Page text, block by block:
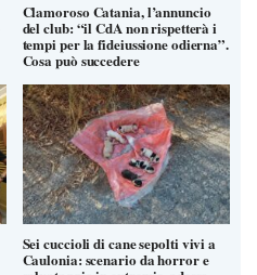
Clamoroso Catania, l’annuncio
del club: “il CdA non rispetterà i
tempi per la fideiussione odierna”.
Cosa può succedere
Sei cuccioli di cane sepolti vivi a
Caulonia: scenario da horror e